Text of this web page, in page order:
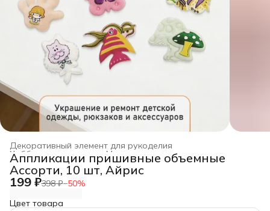
Декоративный элемент для рукоделия
Материал для рукоделия ›
Хобби и творчество ›
Главная ›
Аппликации пришивные объемные
Ассорти, 10 шт, Айрис
199 ₽398 ₽−50%
Цвет товара